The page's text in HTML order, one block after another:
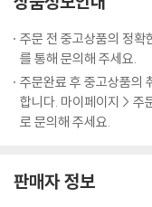
4. Chef 홍석천
다 줄게라면
불닭 소시지
아이 러브 유부
렛잇컵
삼국회담
털업 샐러드
셰프 9인의 시크릿 쿠킹
‘냉부’의 대표 셰프 9인이
야기 등을 이 책을 통해
리뷰하며 ‘이때 냉장고에
했지만 제대로 만들었으
알려준다. 이러한 시크릿
주문 전 중고상품의 정
를 통해 문의해 주세요.
주문완료 후 중고상품의
합니다. 마이페이지 > 주
로 문의해 주세요.
판매자 정보